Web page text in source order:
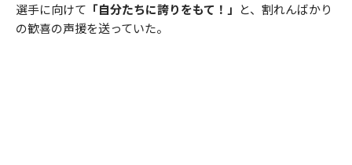
選手に向けて 「自分たちに誇りをもて！」 と、割れんばかり
の歓喜の声援を送っていた。